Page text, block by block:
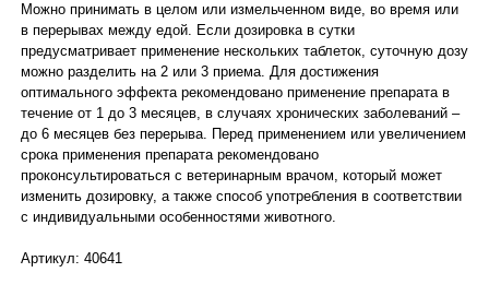
Можно принимать в целом или измельченном виде, во время или
в перерывах между едой. Если дозировка в сутки
предусматривает применение нескольких таблеток, суточную дозу
можно разделить на 2 или 3 приема. Для достижения
оптимального эффекта рекомендовано применение препарата в
течение от 1 до 3 месяцев, в случаях хронических заболеваний –
до 6 месяцев без перерыва. Перед применением или увеличением
срока применения препарата рекомендовано
проконсультироваться с ветеринарным врачом, который может
изменить дозировку, а также способ употребления в соответствии
с индивидуальными особенностями животного.
Артикул: 40641